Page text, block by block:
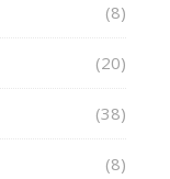
(8)
(20)
(38)
(8)